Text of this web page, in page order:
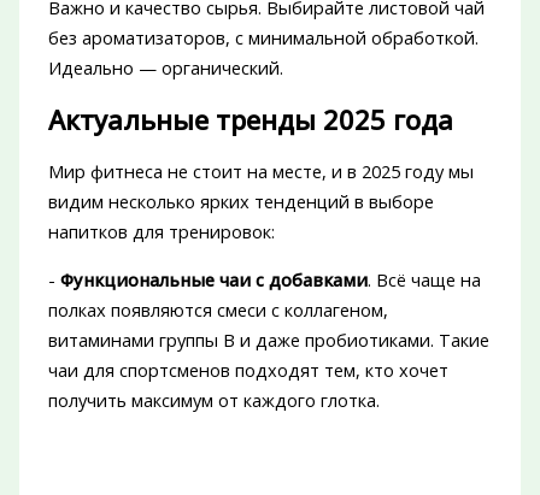
Важно и качество сырья. Выбирайте листовой чай
без ароматизаторов, с минимальной обработкой.
Идеально — органический.
Актуальные тренды 2025 года
Мир фитнеса не стоит на месте, и в 2025 году мы
видим несколько ярких тенденций в выборе
напитков для тренировок:
- Функциональные чаи с добавками. Всё чаще на
полках появляются смеси с коллагеном,
витаминами группы B и даже пробиотиками. Такие
чаи для спортсменов подходят тем, кто хочет
получить максимум от каждого глотка.